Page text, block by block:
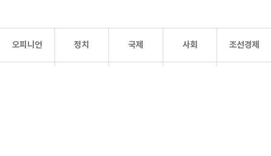
오피니언 정치 국제 사회 조선경제